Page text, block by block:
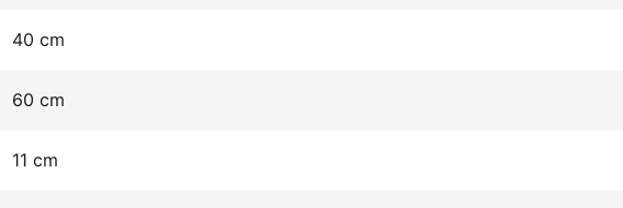
40 cm
60 cm
11 cm